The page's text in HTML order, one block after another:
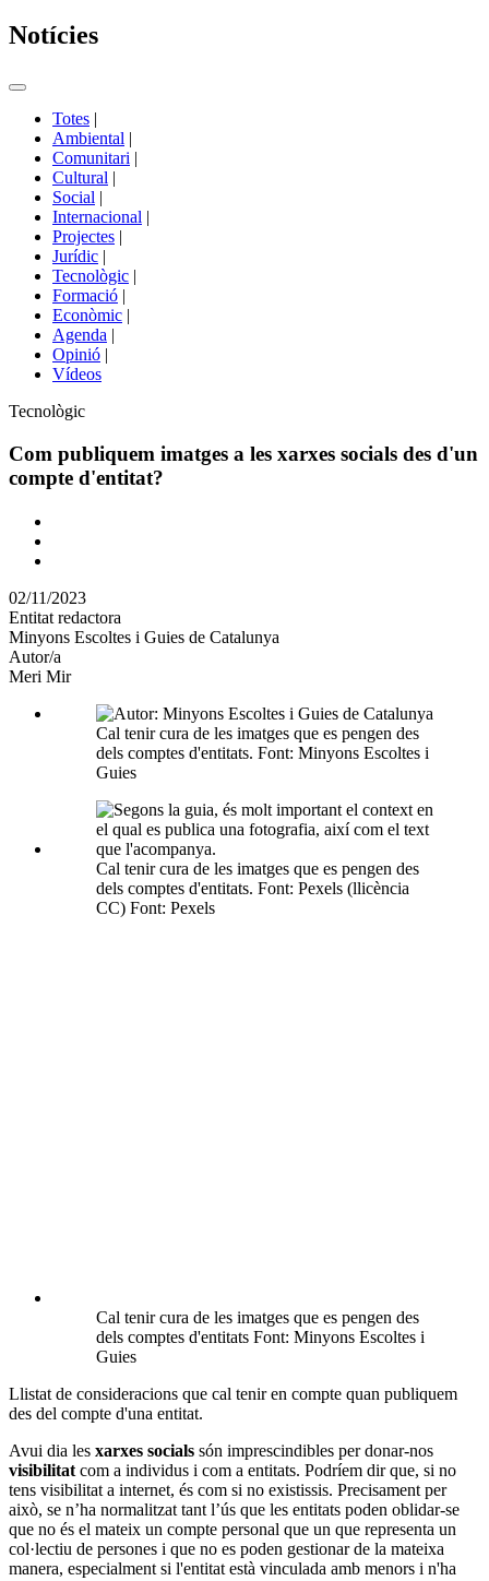
Notícies
Commutador
portals
Totes |
Ambiental |
Comunitari |
Cultural |
Social |
Internacional |
Projectes |
Jurídic |
Tecnològic |
Formació |
Econòmic |
Agenda |
Opinió |
Vídeos
Àmbit
la
Tecnològic
Com publiquem imatges a les xarxes socials des d'un
compte d'entitat?
Comparteix
altres
xarxes
socials
02/11/2023
Entitat redactora
Minyons Escoltes i Guies de Catalunya
Autor/a
Meri Mir
Cal tenir cura de les imatges que es pengen des
dels comptes d'entitats. Font: Minyons Escoltes i
Guies
Cal tenir cura de les imatges que es pengen des
dels comptes d'entitats. Font: Pexels (llicència
CC) Font: Pexels
Cal tenir cura de les imatges que es pengen des
dels comptes d'entitats Font: Minyons Escoltes i
Guies
Llistat de consideracions que cal tenir en compte quan publiquem
des del compte d'una entitat.
Avui dia les xarxes socials són imprescindibles per donar-nos
visibilitat com a individus i com a entitats. Podríem dir que, si no
tens visibilitat a internet, és com si no existissis. Precisament per
això, se n’ha normalitzat tant l’ús que les entitats poden oblidar-se
que no és el mateix un compte personal que un que representa un
col·lectiu de persones i que no es poden gestionar de la mateixa
manera, especialment si l'entitat està vinculada amb menors i n'ha